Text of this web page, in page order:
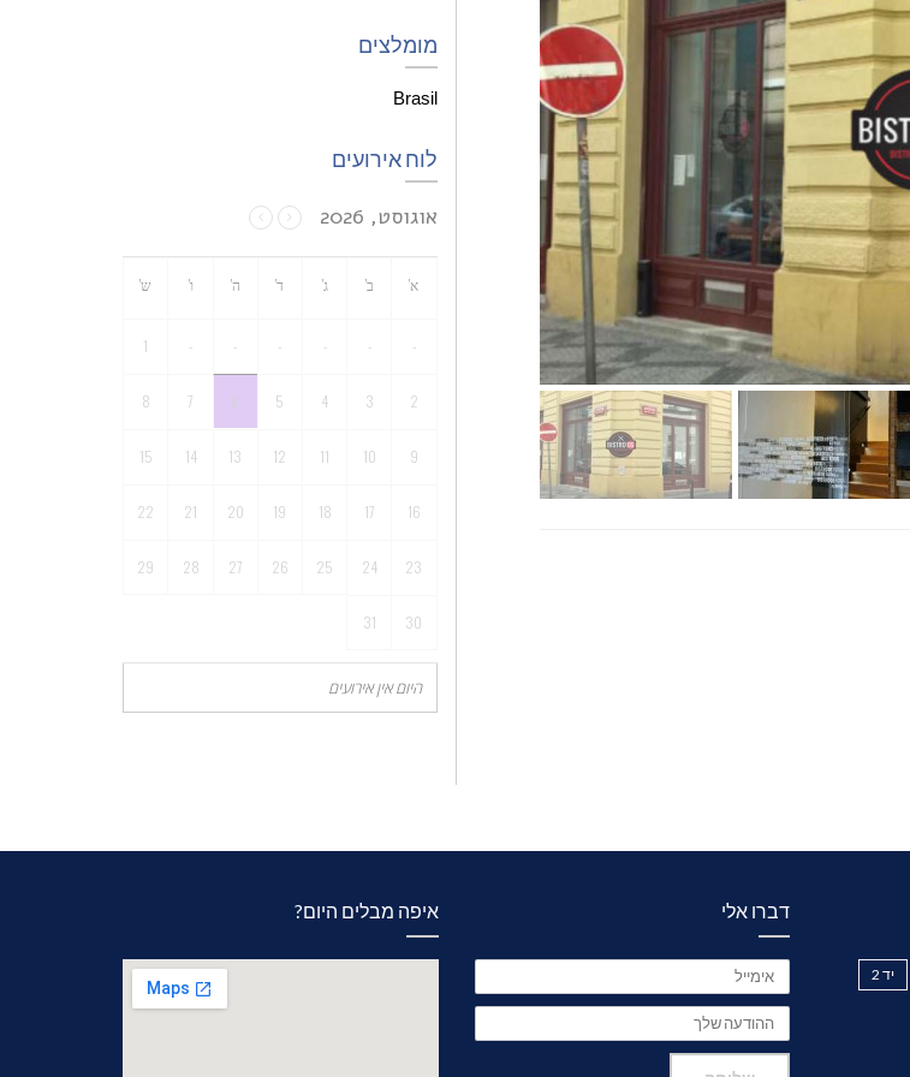
מומלצים
Brasileiro – Slov
לוח אירועים
אוגוסט, 2026
א' ב' ג' ד' ה' ו' ש'
-
-
-
-
-
-
1
2
3
4
5
6
7
8
9
10
11
12
13
14
15
16
17
18
19
20
21
22
23
24
25
26
27
28
29
30
31
היום אין אירועים
יד 2
דברו אלי איפה מבלים היום?